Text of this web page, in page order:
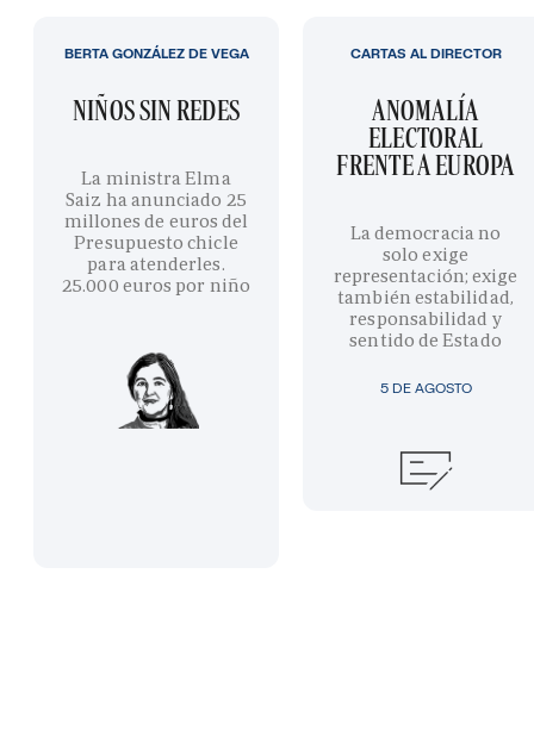
NIÑOS SIN REDES
La ministra Elma
Saiz ha anunciado 25
millones de euros del
Presupuesto chicle
para atenderles.
25.000 euros por niño
BERTA GONZÁLEZ DE VEGA
5 DE AGOSTO
ANOMALÍA
ELECTORAL
FRENTE A EUROPA
La democracia no
solo exige
representación; exige
también estabilidad,
responsabilidad y
sentido de Estado
CARTAS AL DIRECTOR